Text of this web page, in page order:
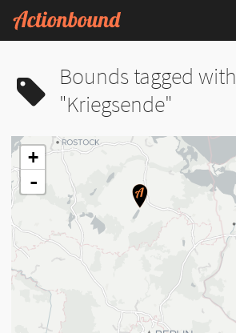
Bounds tagged with
"Kriegsende"
+
-